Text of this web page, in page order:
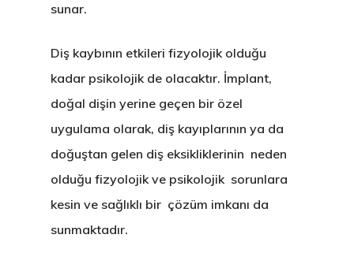
sunar.
Diş kaybının etkileri fizyolojik olduğu
kadar psikolojik de olacaktır. İmplant,
doğal dişin yerine geçen bir özel
uygulama olarak, diş kayıplarının ya da
doğuştan gelen diş eksikliklerinin neden
olduğu fizyolojik ve psikolojik sorunlara
kesin ve sağlıklı bir çözüm imkanı da
sunmaktadır.